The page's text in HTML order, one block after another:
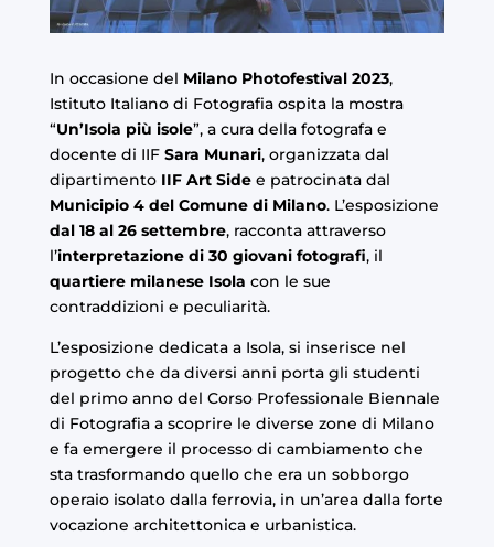
In occasione del Milano Photofestival 2023,
Istituto Italiano di Fotografia ospita la mostra
“Un’Isola più isole”, a cura della fotografa e
docente di IIF Sara Munari, organizzata dal
dipartimento IIF Art Side e patrocinata dal
Municipio 4 del Comune di Milano. L’esposizione
dal 18 al 26 settembre, racconta attraverso
l’interpretazione di 30 giovani fotografi, il
quartiere milanese Isola con le sue
contraddizioni e peculiarità.
L’esposizione dedicata a Isola, si inserisce nel
progetto che da diversi anni porta gli studenti
del primo anno del Corso Professionale Biennale
di Fotografiaa scoprire le diverse zone di Milano
e fa emergere il processo di cambiamento che
sta trasformando quello che era un sobborgo
operaio isolato dalla ferrovia, in un’area dalla forte
vocazione architettonica e urbanistica.